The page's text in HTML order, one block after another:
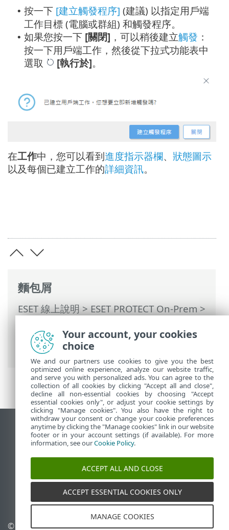
麵包屑
ESET 線上說明>ESET PROTECT On-Prem>
PROTECT On-Prem 主功能表>工作>用戶
端工作> 關閉電腦
• 按一下 [建立觸發程序] (建議) 以指定用戶端
工作目標 (電腦或群組) 和觸發程序。
• 如果您按一下 [關閉] ，可以稍後建立觸發 ：
按一下用戶端工作，然後從下拉式功能表中
選取
[執行於]。
在工作中，您可以看到進度指示器欄、 狀態圖示
以及每個已建立工作的詳細資訊。
檢視桌面網站
End of Life
ESET 知識庫
ESET Status Portal
© 1992 - 2026 ESET, spol. s 管理 Cookie
Your account, your cookies
choice
We and our partners use cookies to give you the best
optimized online experience, analyze our website traffic,
and serve you with personalized ads. You can agree to the
collection of all cookies by clicking "Accept all and close",
decline all non-essential cookies by choosing "Accept
essential cookies only", or adjust your cookie settings by
clicking "Manage cookies". You also have the right to
withdraw your consent or change your cookie preferences
anytime by clicking the "Manage cookies" link in our website
footer or in your account settings (if available). For more
information, see ourCookie Policy.
ACCEPT ALL AND CLOSE
ACCEPT ESSENTIAL COOKIES ONLY
MANAGE COOKIES